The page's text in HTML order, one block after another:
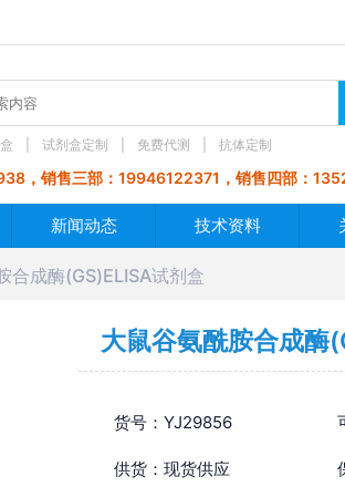
试剂盒定制 免费代测 抗体定制
，销售三部：19946122371，销售四部：
新闻动态 技术资料
合成酶(GS)ELISA试剂盒
大鼠谷氨酰胺合成酶
货号：YJ29856
供货：现货供应